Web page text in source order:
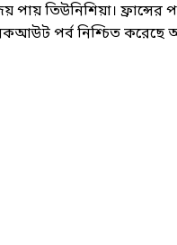
পায় তিউনিশিয়া। ফ্রান্সের
পর্ব নিশ্চিত করেছে